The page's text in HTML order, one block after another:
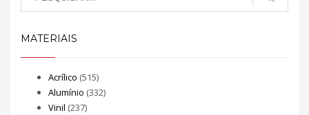
MATERIAIS
Acrílico (515)
Alumínio (332)
Vinil (237)